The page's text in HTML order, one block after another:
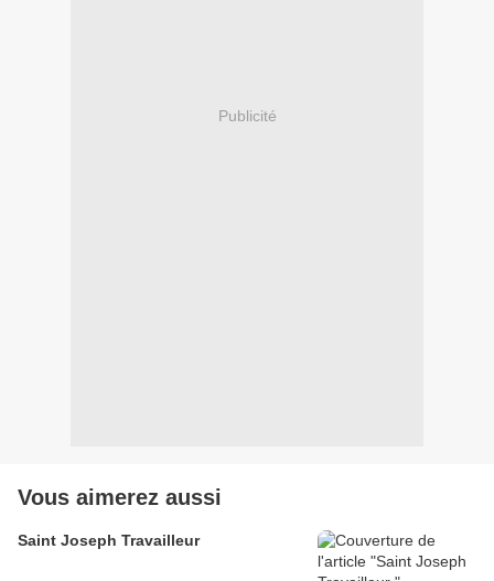
Publicité
Vous aimerez aussi
Saint Joseph Travailleur